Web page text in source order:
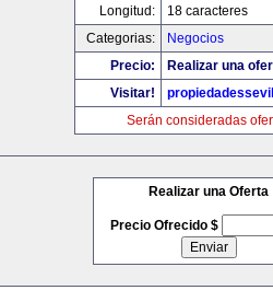
Longitud:
18 caracteres
Categorias:
Negocios
Precio:
Realizar una
Visitar!
Serán consideradas
Realizar una Oferta
Precio Ofrecido $